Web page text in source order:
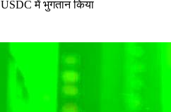
में भुगतान किया